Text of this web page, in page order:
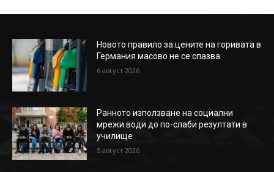
Новото правило за цените на горивата в
Германия масово не се спазва
6 август 2026
Ранното използване на социални
мрежи води до по-слаби резултати в
училище
5 август 2026